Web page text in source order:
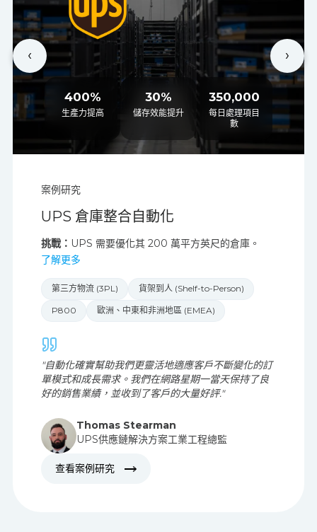
案例研究
UPS 需要優化其 200 萬平方英尺的倉庫。
第三方物流 (3PL)
P800 歐洲、中東和非洲地區 (EMEA)
"自動化確實幫助我們更靈活地適應客戶不斷變化的訂
單模式和成長需求。我們在網路星期一當天保持了良
好的銷售業績，並收到了客戶的大量好評."
400% 30% 350,000